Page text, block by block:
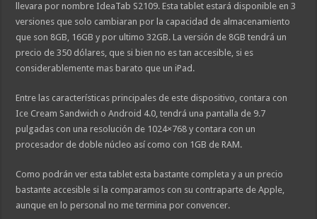
llevara por nombre IdeaTab S2109. Esta tablet estará disponible en 3
versiones que solo cambiaran por la capacidad de almacenamiento
que son 8GB, 16GB y por ultimo 32GB. La versión de 8GB tendrá un
precio de 350 dólares, que si bien no es tan accesible, si es
considerablemente mas barato que un iPad.
Entre las características principales de este dispositivo, contara con
Ice Cream Sandwich o Android 4.0, tendrá una pantalla de 9.7
pulgadas con una resolución de 1024×768 y contara con un
procesador de doble núcleo así como con 1GB de RAM.
Como podrán ver esta tablet esta bastante completa y a un precio
bastante accesible si la comparamos con su contraparte de Apple,
aunque en lo personal no me termina por convencer.